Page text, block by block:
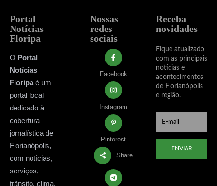
Portal
Notícias
Floripa
O Portal
Notícias
Floripaé um
portal local
dedicado à
cobertura
jornalística de
Florianópolis,
com notícias,
serviços,
trânsito, clima,
Nossas
redes
sociais
Facebook
Instagram
Pinterest
Share
Receba
novidades
Fique atualizado
com as principais
notícias e
acontecimentos
de Florianópolis
e região.
ENVIAR